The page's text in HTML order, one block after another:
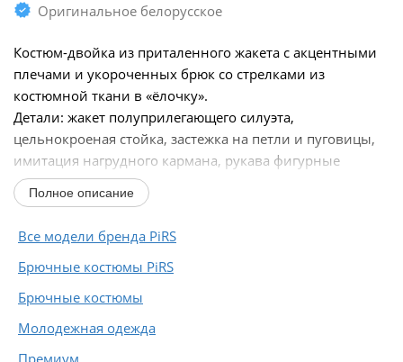
Оригинальное белорусское
Костюм-двойка из приталенного жакета с акцентными
плечами и укороченных брюк со стрелками из
костюмной ткани в «ёлочку».
Детали: жакет полуприлегающего силуэта,
цельнокроеная стойка, застежка на петли и пуговицы,
имитация нагрудного кармана, рукава фигурные
длинные с верхним швом и объемными...
Полное описание
Все модели бренда PiRS
Брючные костюмы PiRS
Брючные костюмы
Молодежная одежда
Премиум